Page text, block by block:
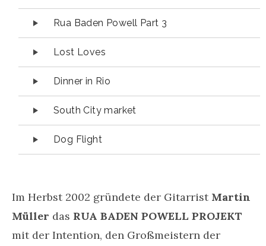
Rua Baden Powell Part 3
Lost Loves
Dinner in Rio
South City market
Dog Flight
Im Herbst 2002 gründete der Gitarrist Martin
Müller das RUA BADEN POWELL PROJEKT
mit der Intention, den Großmeistern der